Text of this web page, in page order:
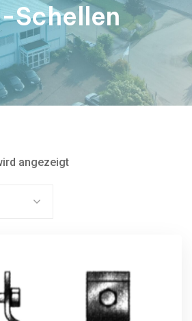
Schellen
angezeigt